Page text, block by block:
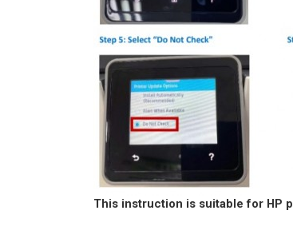
This instruction is suitable for HP